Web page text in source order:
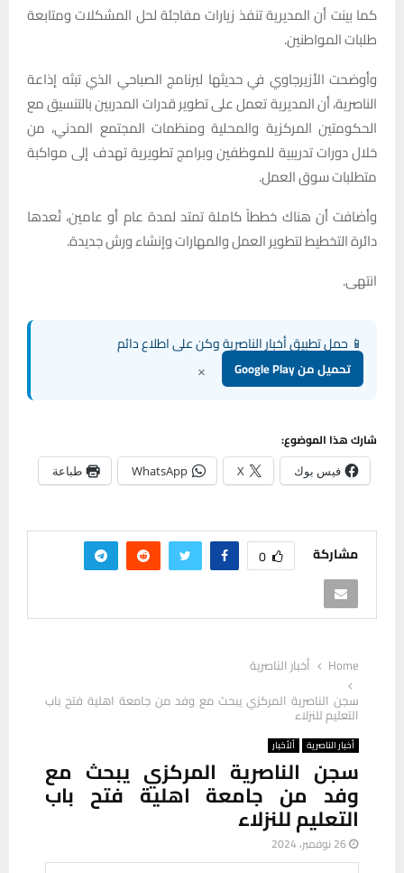
كما بينت أن المديرية تنفذ زيارات مفاجئة لحل المشكلات ومتابعة
طلبات المواطنين.
وأوضحت الأزيرجاوي في حديثها لبرنامج الصباحي الذي تبثه إذاعة
الناصرية، أن المديرية تعمل على تطوير قدرات المدربين بالتنسيق مع
الحكومتين المركزية والمحلية ومنظمات المجتمع المدني، من
خلال دورات تدريبية للموظفين وبرامج تطويرية تهدف إلى مواكبة
متطلبات سوق العمل.
وأضافت أن هناك خططاً كاملة تمتد لمدة عام أو عامين، تُعدها
دائرة التخطيط لتطوير العمل والمهارات وإنشاء ورش جديدة.
انتهى.
📱 حمل تطبيق أخبار الناصرية وكن على اطلاع دائم
تحميل من Google Play ×
شارك هذا الموضوع:
فيس بوك X
WhatsApp طباعة
مشاركة 0
Home
أخبار الناصرية
سجن الناصرية المركزي يبحث مع وفد من جامعة اهلية فتح باب
التعليم للنزلاء
أخبار الناصرية ألأخبار
سجن الناصرية المركزي يبحث مع
وفد من جامعة اهلية فتح باب
التعليم للنزلاء
26 نوفمبر، 2024